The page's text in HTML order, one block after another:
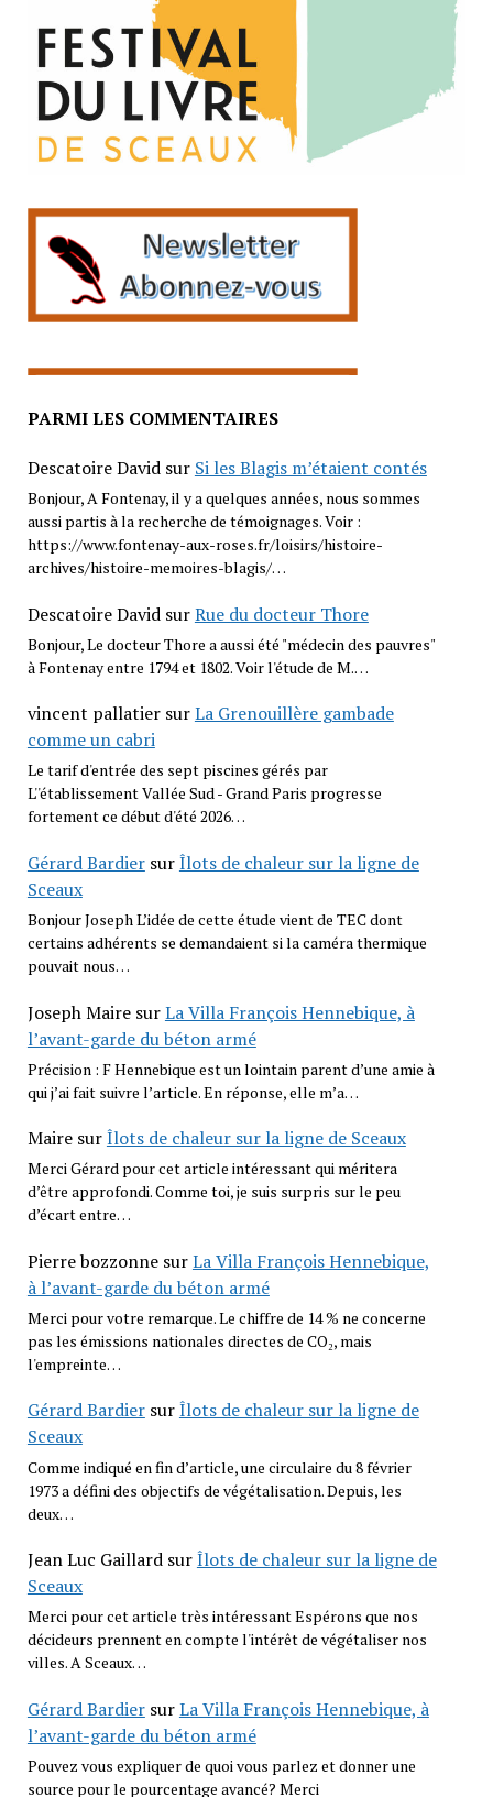
PARMI LES COMMENTAIRES
Descatoire Davidsur Si les Blagis m’étaient contés
Bonjour, A Fontenay, il y a quelques années, nous sommes
aussi partis à la recherche de témoignages. Voir :
https://www.fontenay-aux-roses.fr/loisirs/histoire-
archives/histoire-memoires-blagis/…
Descatoire DavidsurRue du docteur Thore
Bonjour, Le docteur Thore a aussi été "médecin des pauvres"
à Fontenay entre 1794 et 1802. Voir l'étude de M.…
vincent pallatiersurLa Grenouillère gambade
comme un cabri
Le tarif d'entrée des sept piscines gérés par
L''établissement Vallée Sud - Grand Paris progresse
fortement ce début d'été 2026…
Gérard BardiersurÎlots de chaleur sur la ligne de
Sceaux
Bonjour Joseph L’idée de cette étude vient de TEC dont
certains adhérents se demandaient si la caméra thermique
pouvait nous…
Joseph MairesurLa Villa François Hennebique, à
l’avant-garde du béton armé
Précision : F Hennebique est un lointain parent d’une amie à
qui j’ai fait suivre l’article. En réponse, elle m’a…
MairesurÎlots de chaleur sur la ligne de Sceaux
Merci Gérard pour cet article intéressant qui méritera
d’être approfondi. Comme toi, je suis surpris sur le peu
d’écart entre…
Pierre bozzonnesurLa Villa François Hennebique,
à l’avant-garde du béton armé
Merci pour votre remarque. Le chiffre de 14 % ne concerne
pas les émissions nationales directes de CO₂, mais
l'empreinte…
Gérard BardiersurÎlots de chaleur sur la ligne de
Sceaux
Comme indiqué en fin d’article, une circulaire du 8 février
1973 a défini des objectifs de végétalisation. Depuis, les
deux…
Jean Luc GaillardsurÎlots de chaleur sur la ligne de
Sceaux
Merci pour cet article très intéressant Espérons que nos
décideurs prennent en compte l'intérêt de végétaliser nos
villes. A Sceaux…
Gérard BardiersurLa Villa François Hennebique, à
l’avant-garde du béton armé
Pouvez vous expliquer de quoi vous parlez et donner une
source pour le pourcentage avancé? Merci